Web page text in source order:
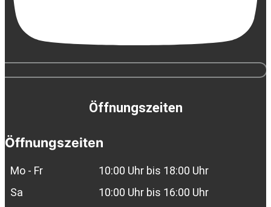
Öffnungszeiten
Öffnungszeiten
Mo - Fr
10:00 Uhr bis 18:00 Uhr
Sa
10:00 Uhr bis 16:00 Uhr